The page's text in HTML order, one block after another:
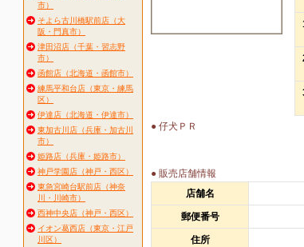
市）
そよら古川橋駅前店（大
阪・門真市）
津田沼店（千葉・習志野
市）
函館店（北海道・函館市）
練馬平和台店（東京・練馬
区）
伊達店（北海道・伊達市）
東加古川店（兵庫・加古川
市）
姫路店（兵庫・姫路市）
神戸学園店（神戸・西区）
東急宮崎台駅前店（神奈
川・川崎市）
西神中央店（神戸・西区）
イオン葛西店（東京・江戸
川区）
● 仔犬ＰＲ
● 販売店舗情報
店舗名
郵便番号
住所